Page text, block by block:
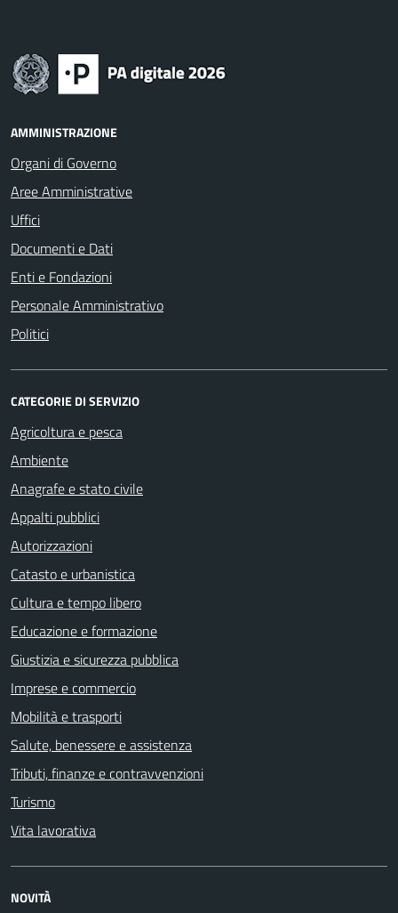
AMMINISTRAZIONE
Organi di Governo
Aree Amministrative
Uffici
Documenti e Dati
Enti e Fondazioni
Personale Amministrativo
Politici
CATEGORIE DI SERVIZIO
Agricoltura e pesca
Ambiente
Anagrafe e stato civile
Appalti pubblici
Autorizzazioni
Catasto e urbanistica
Cultura e tempo libero
Educazione e formazione
Giustizia e sicurezza pubblica
Imprese e commercio
Mobilità e trasporti
Salute, benessere e assistenza
Tributi, finanze e contravvenzioni
Turismo
Vita lavorativa
NOVITÀ